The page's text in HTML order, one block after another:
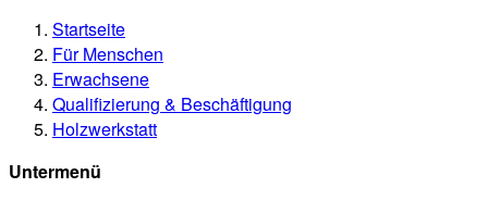
Startseite
Für Menschen
Erwachsene
Qualifizierung & Beschäftigung
Holzwerkstatt
Untermenü